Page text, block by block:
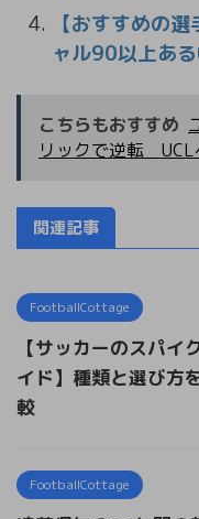
【おすすめの
ャル90以上あ
こちらもおすすめ
リックで逆転 UCL
関連記事
FootballCottage
【サッカーのスパイ
イド】種類と選び方
較
FootballCottage